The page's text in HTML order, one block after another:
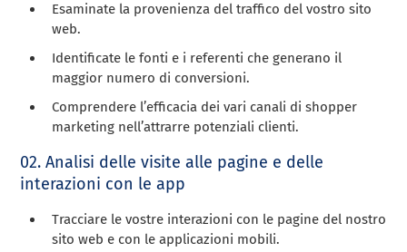
Esaminate la provenienza del traffico del vostro sito
web.
Identificate le fonti e i referenti che generano il
maggior numero di conversioni.
Comprendere l’efficacia dei vari canali di shopper
marketing nell’attrarre potenziali clienti.
02. Analisi delle visite alle pagine e delle
interazioni con le app
Tracciare le vostre interazioni con le pagine del nostro
sito web e con le applicazioni mobili.